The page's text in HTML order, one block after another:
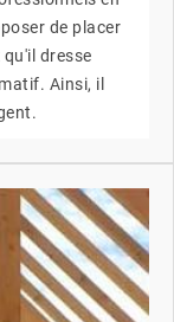
de placer
dresse
Ainsi, il